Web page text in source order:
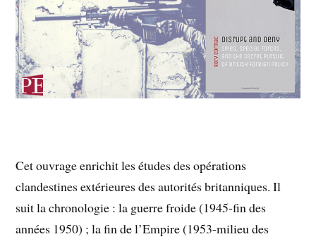
Cet ouvrage enrichit les études des opérations
clandestines extérieures des autorités britanniques. Il
suit la chronologie : la guerre froide (1945-fin des
années 1950) ; la fin de l’Empire (1953-milieu des